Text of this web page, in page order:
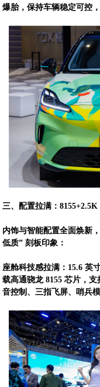
爆胎，保持车辆稳定可控
三、配置拉满：
内饰与智能配置全面焕新
低质” 刻板印象：
座舱科技感拉满：15.6 英
载高通骁龙 8155 芯片，
音控制、三指飞屏、哨兵